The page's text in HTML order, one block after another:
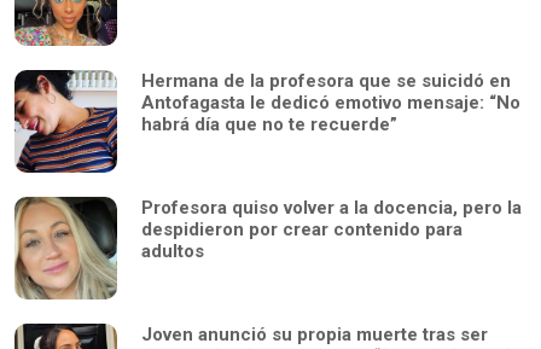
Hermana de la profesora que se suicidó en
Antofagasta le dedicó emotivo mensaje: “No
habrá día que no te recuerde”
Profesora quiso volver a la docencia, pero la
despidieron por crear contenido para
adultos
Joven anunció su propia muerte tras ser